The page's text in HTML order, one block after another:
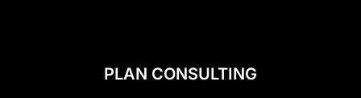
PLAN CONSULTING